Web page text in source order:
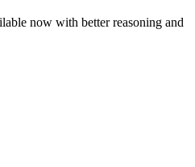
now with better reasoning and